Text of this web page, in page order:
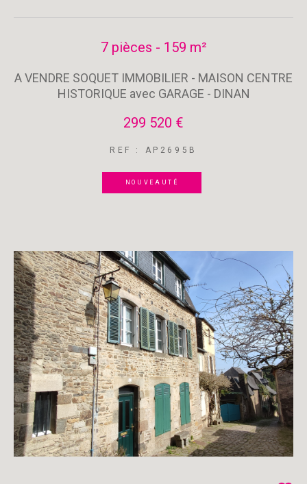
7 pièces - 159 m²
A VENDRE SOQUET IMMOBILIER - MAISON CENTRE
HISTORIQUE avec GARAGE - DINAN
299 520 €
REF : AP2695B
NOUVEAUTÉ